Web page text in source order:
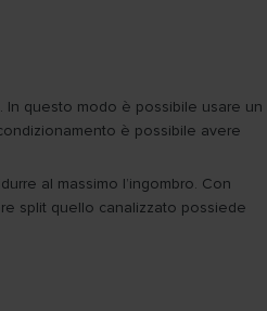
. In questo modo è possibile usare un
è possibile avere
al massimo l’ingombro. Con
split quello canalizzato possiede